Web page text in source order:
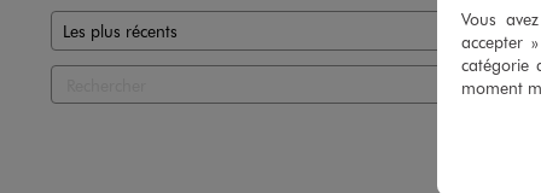
Vous
accepter
catégorie
moment